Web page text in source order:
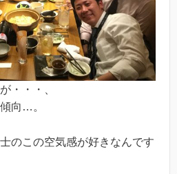
・・・、
向…。
のこの空気感が好きなんです